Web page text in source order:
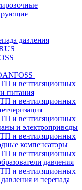
давления
и вентиляционных
питания
и вентиляционных
и вентиляционных
и электроприводы
и вентиляционных
компенсаторы
и вентиляционных
давления
и вентиляционных
и перепада